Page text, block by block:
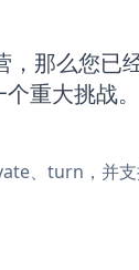
，那么您已
重大挑战。
、turn，并